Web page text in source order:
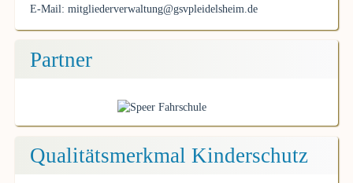
E-Mail: mitgliederverwaltung@gsvpleidelsheim.de
Partner
Qualitätsmerkmal Kinderschutz